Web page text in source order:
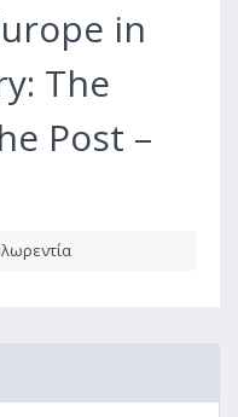
in
The
Post –